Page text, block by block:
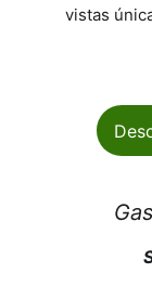
vistas